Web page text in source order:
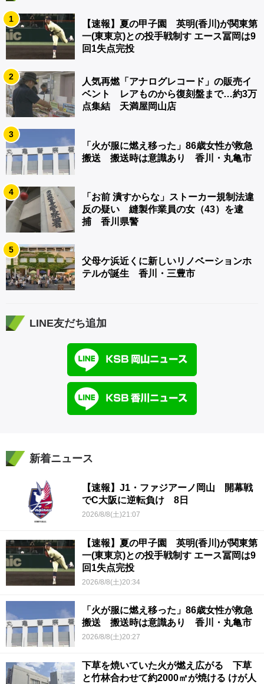
1
【速報】夏の甲子園 英明(香川)が関東第
一(東東京)との投手戦制す エース冨岡は9
回1失点完投
2
人気再燃「アナログレコード」の販売イ
ベント レアものから復刻盤まで…約3万
点集結 天満屋岡山店
3
「火が服に燃え移った」86歳女性が救急
搬送 搬送時は意識あり 香川・丸亀市
4
「お前 潰すからな」ストーカー規制法違
反の疑い 縫製作業員の女（43）を逮
捕 香川県警
5
父母ケ浜近くに新しいリノベーションホ
テルが誕生 香川・三豊市
LINE友だち追加
新着ニュース
【速報】J1・ファジアーノ岡山 開幕戦
でC大阪に逆転負け 8日
2026/8/8(土)21:07
【速報】夏の甲子園 英明(香川)が関東第
一(東東京)との投手戦制す エース冨岡は9
回1失点完投
2026/8/8(土)20:34
「火が服に燃え移った」86歳女性が救急
搬送 搬送時は意識あり 香川・丸亀市
2026/8/8(土)20:27
下草を焼いていた火が燃え広がる 下草
と竹林合わせて約2000㎡が焼ける けが人